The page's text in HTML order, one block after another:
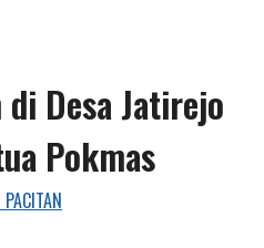
Desa Jatirejo
Pokmas